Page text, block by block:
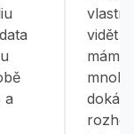
a
vidět
mám